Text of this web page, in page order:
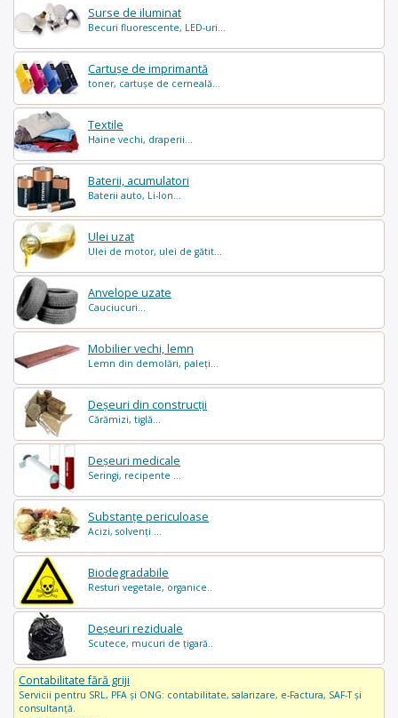
Surse de iluminat
Becuri fluorescente, LED-uri...
Cartușe de imprimantă
toner, cartușe de cerneală...
Textile
Haine vechi, draperii...
Baterii, acumulatori
Baterii auto, Li-Ion...
Ulei uzat
Ulei de motor, ulei de gătit...
Anvelope uzate
Cauciucuri...
Mobilier vechi, lemn
Lemn din demolări, paleți...
Deșeuri din construcții
Cărămizi, tiglă...
Deșeuri medicale
Seringi, recipente ...
Substanțe periculoase
Acizi, solvenți ...
Biodegradabile
Resturi vegetale, organice..
Deșeuri reziduale
Scutece, mucuri de țigară..
Contabilitate fără griji
Servicii pentru SRL, PFA și ONG: contabilitate, salarizare, e-Factura, SAF-T și
consultanță.